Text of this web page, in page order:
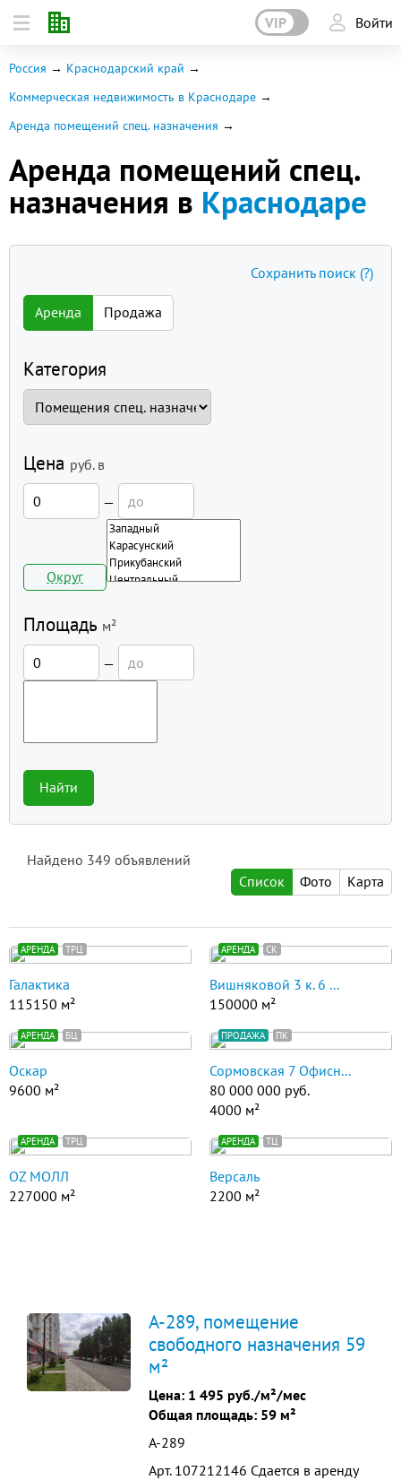
VIP Войти
Россия
Краснодарский край
Коммерческая недвижимость в Краснодаре
Аренда помещений спец. назначения
Аренда помещений спец.
назначения в Краснодаре
Аренда Продажа
Категория
Цена руб. в
—
Округ
Площадь м²
—
Найти
Сохранить поиск (?)
Найдено 349 объявлений
Список
Фото Карта
АРЕНДА ТРЦ
Галактика
115150 м²
АРЕНДА СК
Вишняковой 3 к. 6 ...
150000 м²
АРЕНДА БЦ
Оскар
9600 м²
ПРОДАЖА ПК
Сормовская 7 Офисн...
80 000 000 руб.
4000 м²
АРЕНДА ТРЦ
ОZ МОЛЛ
227000 м²
АРЕНДА ТЦ
Версаль
2200 м²
А-289, помещение
свободного назначения 59
м²
Цена: 1 495 руб./м²/мес
Общая площадь: 59 м²
А-289
Арт. 107212146 Сдается в аренду